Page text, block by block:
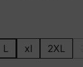
L xl 2XL